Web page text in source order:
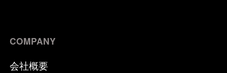
COMPANY
会社概要